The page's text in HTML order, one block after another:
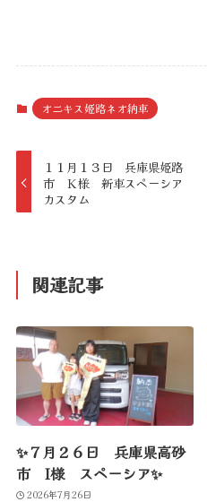
オニキス姫路ネオ納車
１１月１３日 兵庫県姫路
市 Ｋ様 新車スペーシア
カスタム
関連記事
✨７月２６日 兵庫県高砂
市 I様 スペーシア✨
2026年7月26日